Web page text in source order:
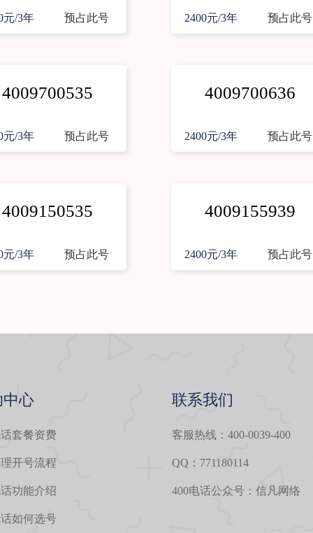
元/3年 预占此号 2400元/3年 预占此号
4009700535
元/3年 预占此号
4009700636
2400元/3年 预占此号
4009150535
元/3年 预占此号
4009155939
2400元/3年 预占此号
心
套餐资费
开号流程
功能介绍
如何选号
联系我们
客服热线：400-0039-400
QQ：771180114
400电话公众号：信凡网络